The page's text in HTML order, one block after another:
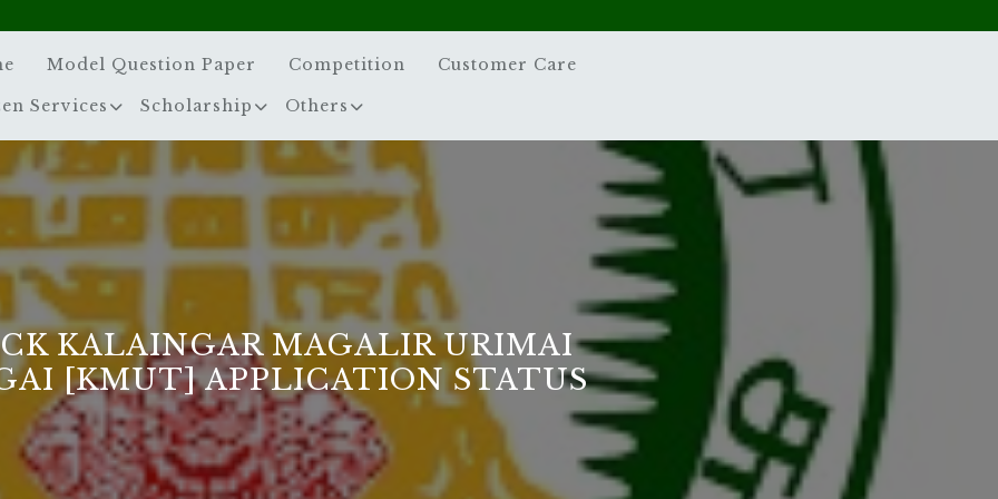
Model Question Paper Competition Customer Care
Services Scholarship Others
KALAINGAR MAGALIR URIMAI
[KMUT] APPLICATION STATUS